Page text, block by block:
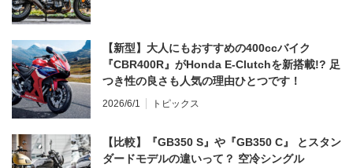
【新型】大人にもおすすめの400ccバイク
『CBR400R』がHonda E-Clutchを新搭載!? 足
つき性の良さも人気の理由ひとつです！
2026/6/1 トピックス
【比較】『GB350 S』や『GB350 C』 とスタン
ダードモデルの違いって？ 空冷シングル